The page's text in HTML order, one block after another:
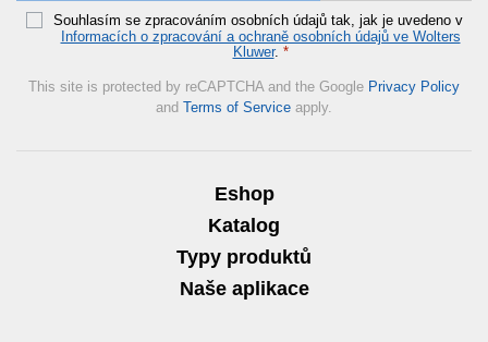
Souhlasím se zpracováním osobních údajů tak, jak je uvedeno v
Informacích o zpracování a ochraně osobních údajů ve Wolters
Kluwer. *
This site is protected by reCAPTCHA and the Google Privacy Policy
and Terms of Service apply.
Eshop
Katalog
Typy produktů
Naše aplikace